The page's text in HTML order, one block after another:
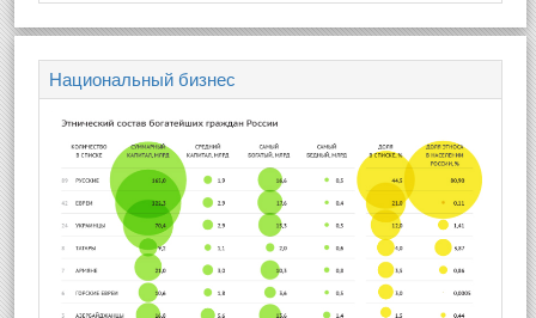
Национальный бизнес